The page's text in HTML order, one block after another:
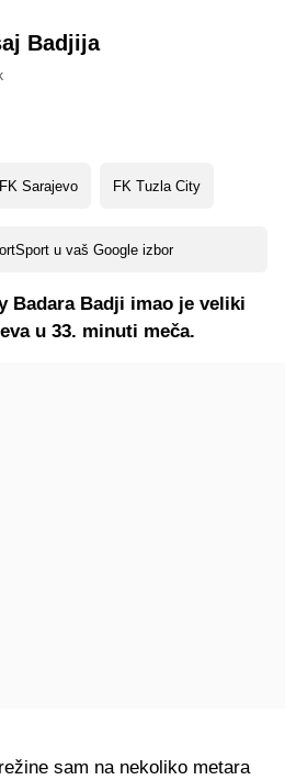
Badjija
FK Sarajevo FK Tuzla City
u vaš Google izbor
Badara Badji imao je veliki
u 33. minuti meča.
sam na nekoliko metara